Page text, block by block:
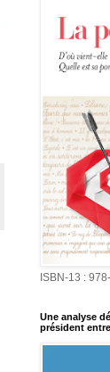
ISBN-13 :
Une analyse
président